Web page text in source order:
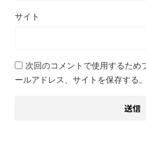
サイト
次回のコメントで使用するため
ールアドレス、サイトを保存する。